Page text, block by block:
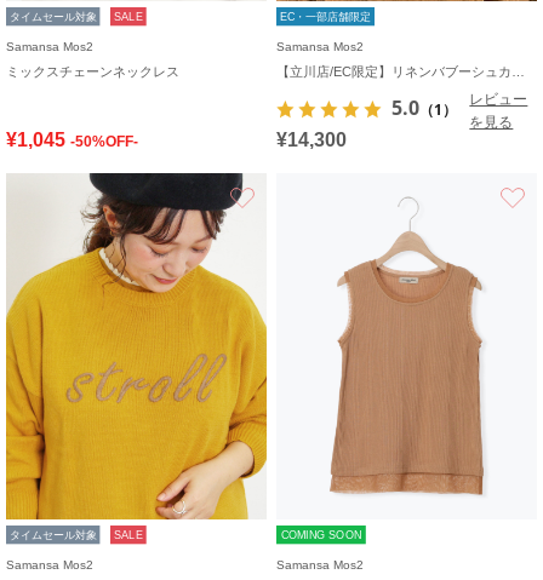
タイムセール対象 SALE
Samansa Mos2
ミックスチェーンネックレス
¥1,045 -50%OFF-
EC・一部店舗限定
Samansa Mos2
5.0 （1）
レビュー
を見る
¥14,300
タイムセール対象 SALE
Samansa Mos2
COMING SOON
Samansa Mos2